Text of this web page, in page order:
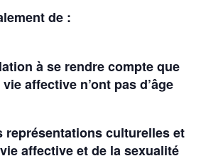
de :
à se rendre compte que
affective n’ont pas d’âge
représentations culturelles et
affective et de la sexualité